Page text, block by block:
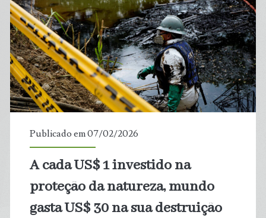
Balneabilidade
aponta
02
trechos
para
Publicado em 07/02/2026
A cada US$ 1 investido na
proteção da natureza, mundo
gasta US$ 30 na sua destruição